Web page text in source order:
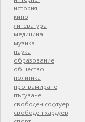
история
кино
литература
медицина
музика
наука
образование
общество
политика
програмиране
пътуване
свободен софтуер
свободен хардуер